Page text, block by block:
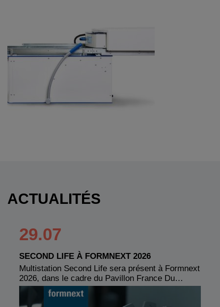
ACTUALITÉS
29.07
SECOND LIFE À FORMNEXT 2026
Multistation Second Life sera présent à Formnext
2026, dans le cadre du Pavillon France Du…